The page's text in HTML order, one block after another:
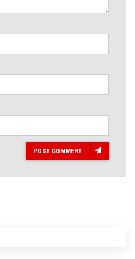
POST COMMENT